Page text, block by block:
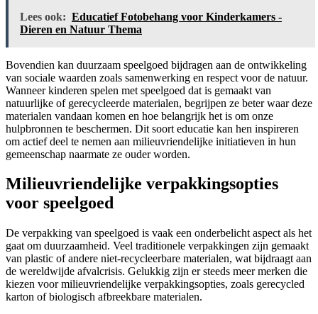
Lees ook: Educatief Fotobehang voor Kinderkamers -
Dieren en Natuur Thema
Bovendien kan duurzaam speelgoed bijdragen aan de ontwikkeling
van sociale waarden zoals samenwerking en respect voor de natuur.
Wanneer kinderen spelen met speelgoed dat is gemaakt van
natuurlijke of gerecycleerde materialen, begrijpen ze beter waar deze
materialen vandaan komen en hoe belangrijk het is om onze
hulpbronnen te beschermen. Dit soort educatie kan hen inspireren
om actief deel te nemen aan milieuvriendelijke initiatieven in hun
gemeenschap naarmate ze ouder worden.
Milieuvriendelijke verpakkingsopties
voor speelgoed
De verpakking van speelgoed is vaak een onderbelicht aspect als het
gaat om duurzaamheid. Veel traditionele verpakkingen zijn gemaakt
van plastic of andere niet-recycleerbare materialen, wat bijdraagt aan
de wereldwijde afvalcrisis. Gelukkig zijn er steeds meer merken die
kiezen voor milieuvriendelijke verpakkingsopties, zoals gerecycled
karton of biologisch afbreekbare materialen.